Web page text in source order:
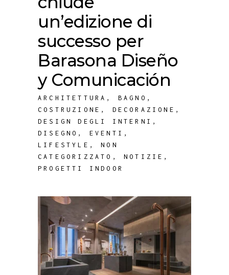
un’edizione di
successo per
Barasona Diseño
y Comunicación
ARCHITETTURA , BAGNO ,
COSTRUZIONE , DECORAZIONE ,
DESIGN DEGLI INTERNI ,
DISEGNO , EVENTI ,
LIFESTYLE ,NON
CATEGORIZZATO ,NOTIZIE ,
PROGETTI INDOOR